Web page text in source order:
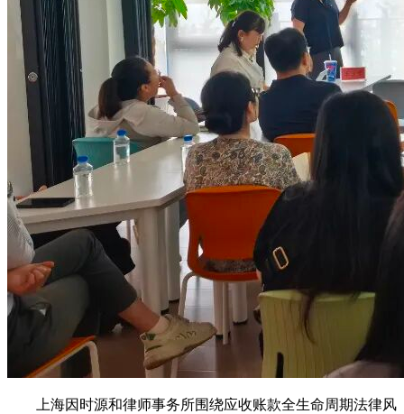
上海因时源和律师事务所围绕应收账款全生命周期法律风